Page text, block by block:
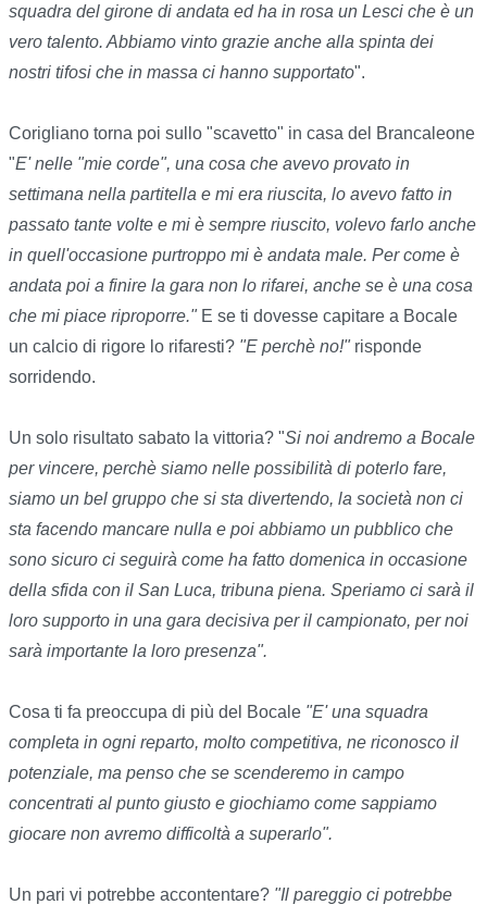
squadra del girone di andata ed ha in rosa un Lesci che è un
vero talento. Abbiamo vinto grazie anche alla spinta dei
nostri tifosi che in massa ci hanno supportato".
Corigliano torna poi sullo "scavetto" in casa del Brancaleone
"E' nelle "mie corde", una cosa che avevo provato in
settimana nella partitella e mi era riuscita, lo avevo fatto in
passato tante volte e mi è sempre riuscito, volevo farlo anche
in quell'occasione purtroppo mi è andata male. Per come è
andata poi a finire la gara non lo rifarei, anche se è una cosa
che mi piace riproporre."E se ti dovesse capitare a Bocale
un calcio di rigore lo rifaresti? "E perchè no!"risponde
sorridendo.
Un solo risultato sabato la vittoria? "Si noi andremo a Bocale
per vincere, perchè siamo nelle possibilità di poterlo fare,
siamo un bel gruppo che si sta divertendo, la società non ci
sta facendo mancare nulla e poi abbiamo un pubblico che
sono sicuro ci seguirà come ha fatto domenica in occasione
della sfida con il San Luca, tribuna piena. Speriamo ci sarà il
loro supporto in una gara decisiva per il campionato, per noi
sarà importante la loro presenza".
Cosa ti fa preoccupa di più del Bocale "E' una squadra
completa in ogni reparto, molto competitiva, ne riconosco il
potenziale, ma penso che se scenderemo in campo
concentrati al punto giusto e giochiamo come sappiamo
giocare non avremo difficoltà a superarlo".
Un pari vi potrebbe accontentare? "Il pareggio ci potrebbe